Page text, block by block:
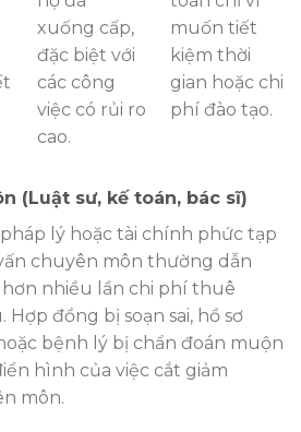
xuống cấp,
đặc biệt với
các công
việc có rủi ro
cao.
muốn tiết
kiệm thời
gian hoặc chi
phí đào tạo.
(Luật sư, kế toán, bác sĩ)
lý hoặc tài chính phức tạp
chuyên môn thường dẫn
nhiều lần chi phí thuê
đồng bị soạn sai, hồ sơ
bệnh lý bị chẩn đoán muộn
hình của việc cắt giảm
môn.